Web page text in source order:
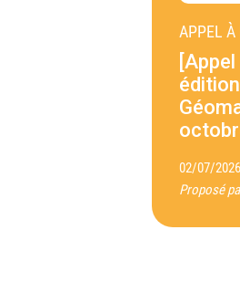
APPEL À
02/07/2026
Proposé